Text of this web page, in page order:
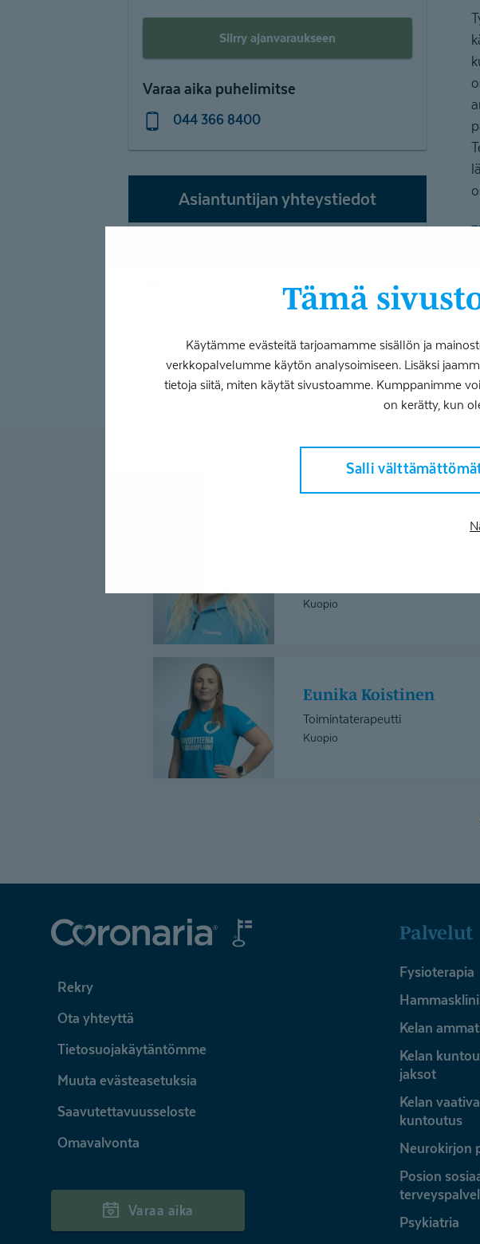
Tämä
Käytämme evästeitä tarjoamamme sisällön ja
verkkopalvelumme käytön analysoimiseen. Lisäksi
tietoja siitä, miten käytät sivustoamme. Kumppanimme
on kerätty, kun
Salli
Siirry ajanvaraukseen
Varaa aika puhelimitse
044 366 8400
Asiantuntijan yhteystiedot
etunimi.sukunimi@coronaria.fi
Lisää
Kuopio
Koistinen
Eunika Koistinen
Toimintaterapeutti
Kuopio
Coronaria
Rekry
Ota yhteyttä
Tietosuojakäytäntömme
Muuta evästeasetuksia
Saavutettavuusseloste
Omavalvonta
Varaa aika
Palvelut
Fysioterapia
Kelan
Kelan
jaksot
Kelan
kuntoutus
Neurokirjon
Posion
Psykiatria